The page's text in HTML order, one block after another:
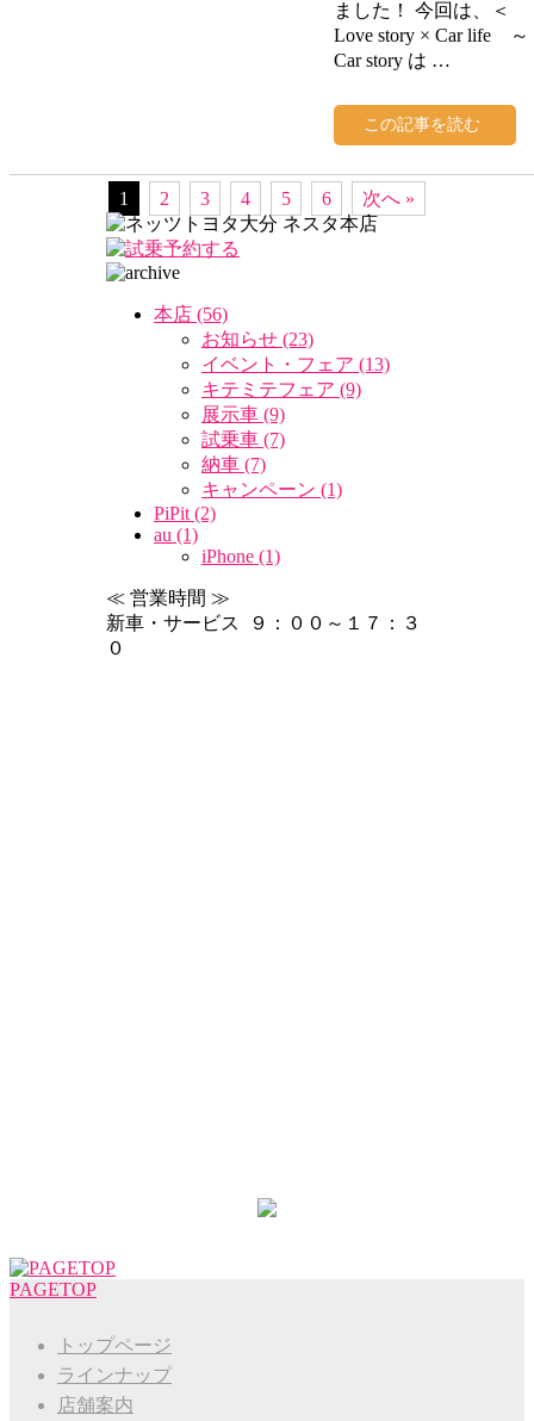
ました！ 今回は、＜
Love story × Car life ～
Car story は …
この記事を読む
1 2 3 4 5 6 次へ »
本店 (56)
お知らせ (23)
イベント・フェア (13)
キテミテフェア (9)
展示車 (9)
試乗車 (7)
納車 (7)
キャンペーン (1)
PiPit (2)
au (1)
iPhone (1)
≪ 営業時間 ≫
新車・サービス ９：００～１７：３
０
PAGETOP
トップページ
ラインナップ
店舗案内